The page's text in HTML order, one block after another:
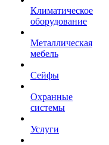
Климатическое
оборудование
Металлическая
мебель
Сейфы
Охранные
системы
Услуги